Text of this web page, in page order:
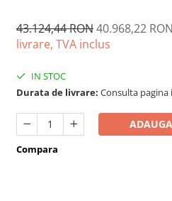
43.124,44 RON40.968,22 RON
livrare, TVA inclus
IN STOC
Durata de livrare: Consulta
Compara